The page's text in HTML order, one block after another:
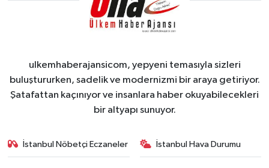
ulkemhaberajansicom, yepyeni temasıyla sizleri
buluştururken, sadelik ve modernizmi bir araya getiriyor.
Şatafattan kaçınıyor ve insanlara haber okuyabilecekleri
bir altyapı sunuyor.
İstanbul Nöbetçi Eczaneler İstanbul Hava Durumu